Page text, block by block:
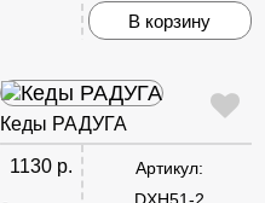
В корзину
Кеды РАДУГА
1130 р.
Артикул:
DXH51-2